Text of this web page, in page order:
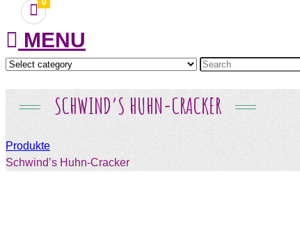
0
MENU
SCHWIND’S HUHN-CRACKER
Produkte
Schwind’s Huhn-Cracker